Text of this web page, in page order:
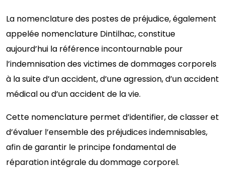
La nomenclature des postes de préjudice, également
appelée nomenclature Dintilhac, constitue
aujourd’hui la référence incontournable pour
l’indemnisation des victimes de dommages corporels
à la suite d’un accident, d’une agression, d’un accident
médical ou d’un accident de la vie.
Cette nomenclature permet d’identifier, de classer et
d’évaluer l’ensemble des préjudices indemnisables,
afin de garantir le principe fondamental de
réparation intégrale du dommage corporel.